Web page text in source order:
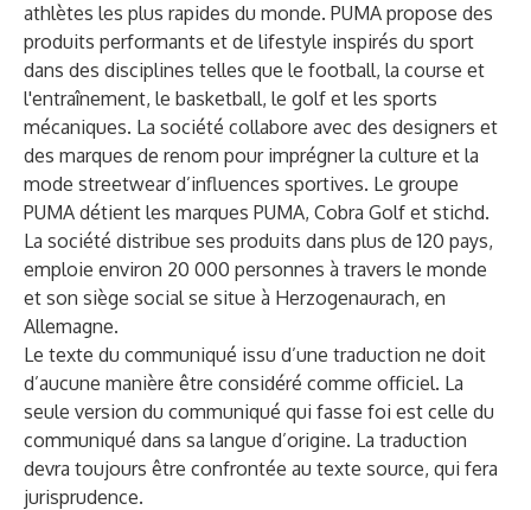
athlètes les plus rapides du monde. PUMA propose des
produits performants et de lifestyle inspirés du sport
dans des disciplines telles que le football, la course et
l'entraînement, le basketball, le golf et les sports
mécaniques. La société collabore avec des designers et
des marques de renom pour imprégner la culture et la
mode streetwear d’influences sportives. Le groupe
PUMA détient les marques PUMA, Cobra Golf et stichd.
La société distribue ses produits dans plus de 120 pays,
emploie environ 20 000 personnes à travers le monde
et son siège social se situe à Herzogenaurach, en
Allemagne.
Le texte du communiqué issu d’une traduction ne doit
d’aucune manière être considéré comme officiel. La
seule version du communiqué qui fasse foi est celle du
communiqué dans sa langue d’origine. La traduction
devra toujours être confrontée au texte source, qui fera
jurisprudence.